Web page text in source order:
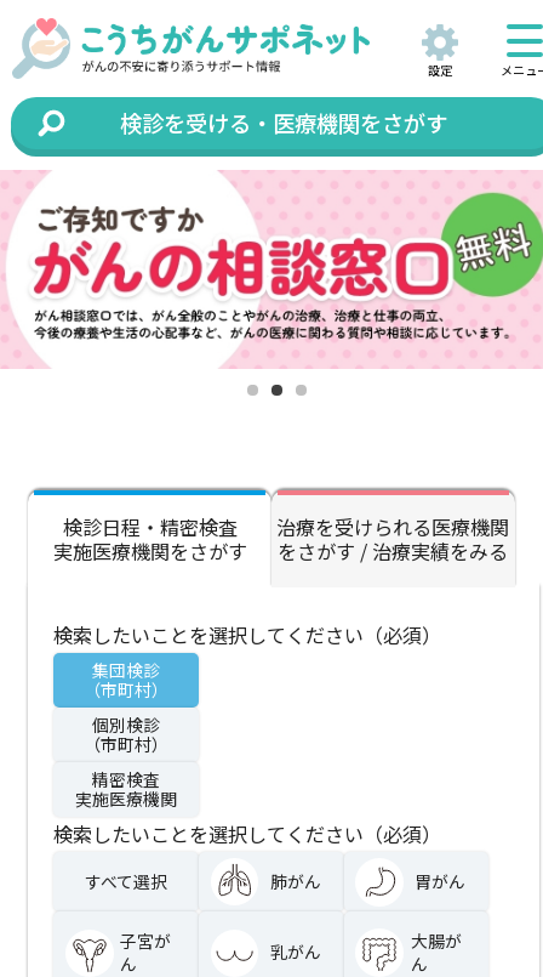
設定
検診を受ける・医療機関をさがす
メニュ
検診日程・精密検査
実施医療機関をさがす
治療を受けられる医療機関
をさがす / 治療実績をみる
検索したいことを選択してください（必須）
集団検診
（市町村）
個別検診
（市町村）
精密検査
実施医療機関
検索したいことを選択してください（必須）
すべて選択 肺がん 胃がん
子宮が
ん
乳がん
大腸が
ん